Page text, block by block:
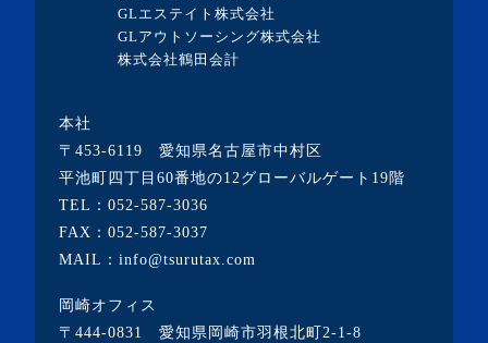
・2023年5月(3記事)
・2023年4月(4記事)
・2023年2月(2記事)
・2023年1月(1記事)
・2022年12月(2記事)
・2022年9月(1記事)
GLエステイト株式会社
GLアウトソーシング株式会社
株式会社鶴田会計
本社
〒453-6119 愛知県名古屋市中村区
平池町四丁目60番地の12グローバルゲート19階
TEL： 052-587-3036
FAX：052-587-3037
MAIL：info@tsurutax.com
岡崎オフィス
〒444-0831 愛知県岡崎市羽根北町2-1-8